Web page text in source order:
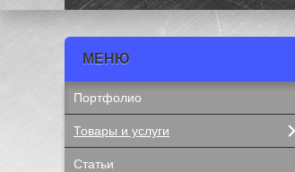
Портфолио
Товары и услуги
Статьи